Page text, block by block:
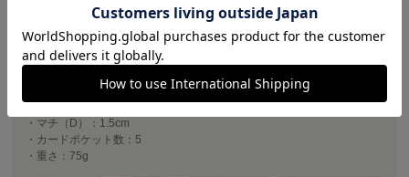
ゴートは比較的摩擦に強く、多少の汚れは乾いたタオルなどでサッと拭
くだけでキズやシミが付きにくいのが特徴です。
山羊革：アメダス○ デリケートクリーム○
・横幅（W）：10.5cm
・マチ（D）：1.5cm
・カードポケット数：5
・重さ：75g